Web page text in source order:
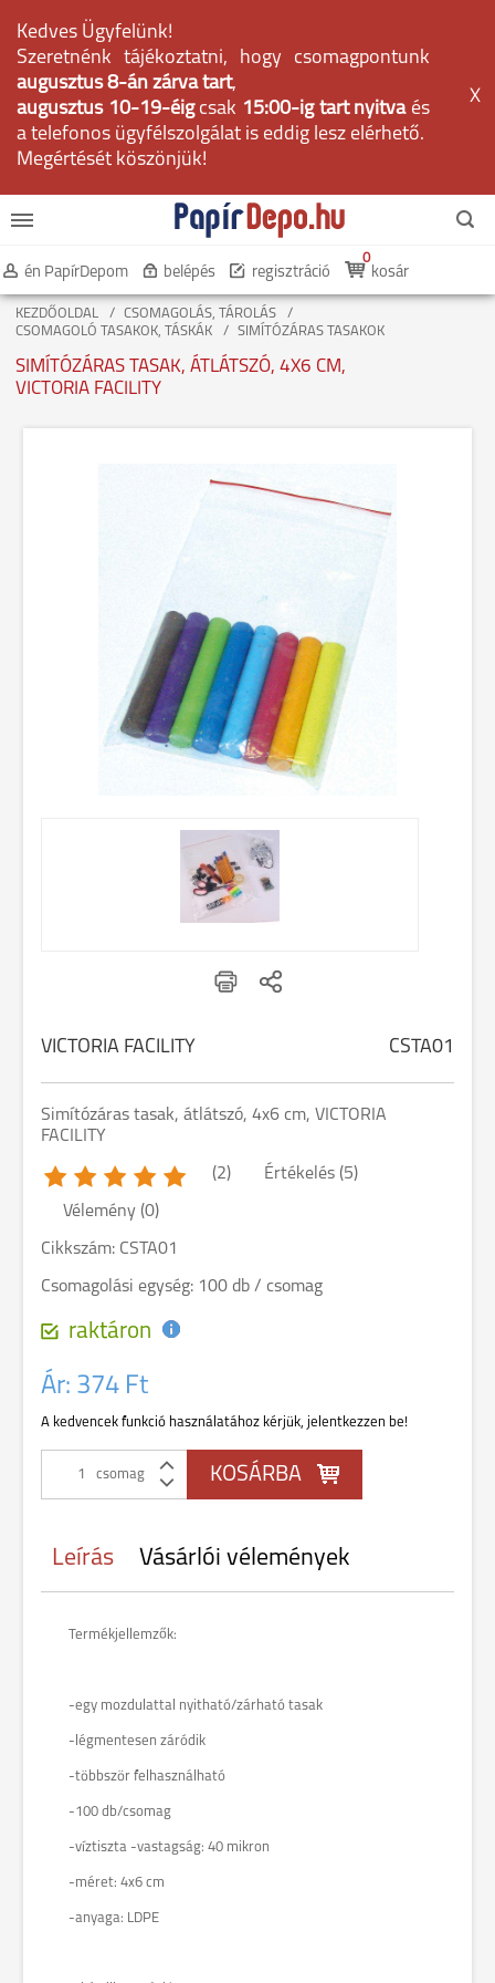
Kedves Ügyfelünk!
Szeretnénk tájékoztatni, hogy csomagpontunk
augusztus 8-án zárva tart,
augusztus 10-19-éig csak 15:00-ig tart nyitvaés
a telefonos ügyfélszolgálat is eddig lesz elérhető.
Megértését köszönjük!
X
én PapírDepom belépés regisztráció kosár
0
KEZDŐOLDAL
CSOMAGOLÁS, TÁROLÁS
CSOMAGOLÓ TASAKOK, TÁSKÁK
SIMÍTÓZÁRAS TASAKOK
SIMÍTÓZÁRAS TASAK, ÁTLÁTSZÓ, 4X6 CM,
VICTORIA FACILITY
VICTORIA FACILITY CSTA01
Simítózáras tasak, átlátszó, 4x6 cm, VICTORIA
FACILITY
(2) Értékelés (5)
Vélemény (0)
Cikkszám: CSTA01
Csomagolási egység: 100 db / csomag
raktáron
Ár: 374 Ft
A kedvencek funkció használatához kérjük, jelentkezzen be!
csomag
Leírás Vásárlói vélemények
Termékjellemzők:
-egy mozdulattal nyitható/zárható tasak
-légmentesen záródik
-többször felhasználható
-100 db/csomag
-víztiszta -vastagság: 40 mikron
-méret: 4x6 cm
-anyaga: LDPE